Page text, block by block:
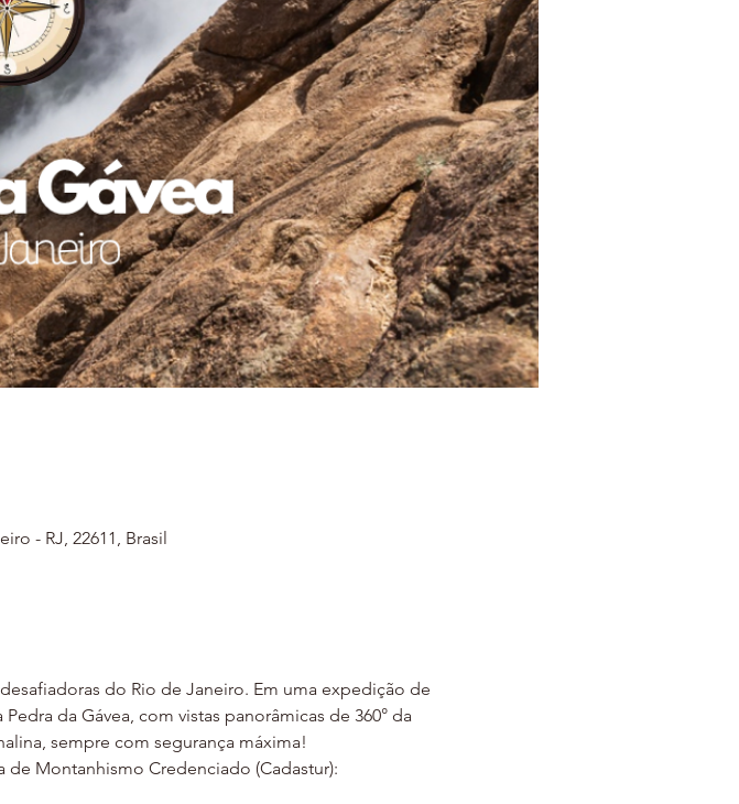
- RJ, 22611, Brasil
do Rio de Janeiro. Em uma expedição de
da Gávea, com vistas panorâmicas de 360° da
sempre com segurança máxima!
Montanhismo Credenciado (Cadastur):